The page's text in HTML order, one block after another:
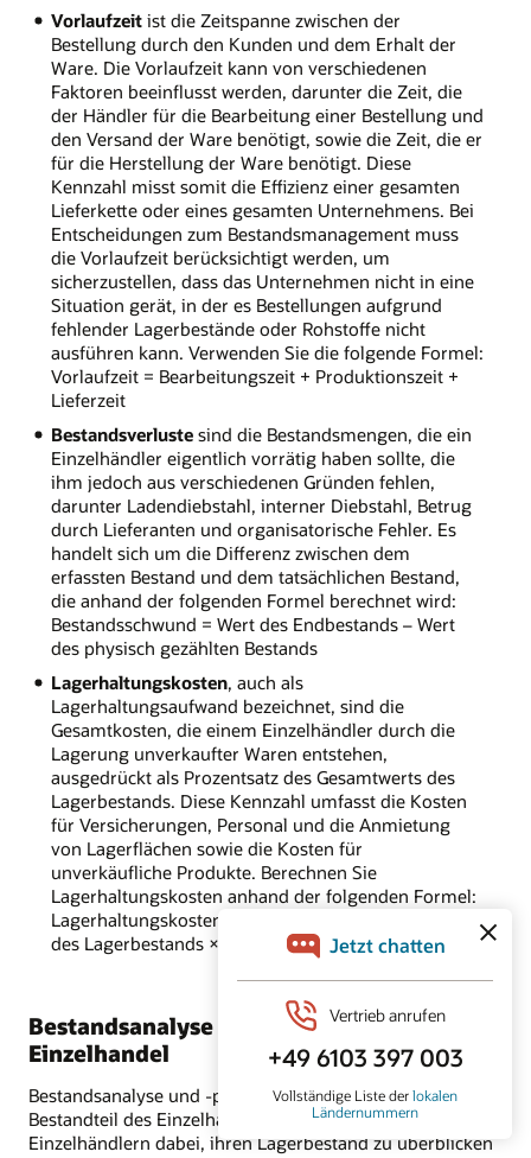
Vorlaufzeitist die Zeitspanne zwischen der
Bestellung durch den Kunden und dem Erhalt der
Ware. Die Vorlaufzeit kann von verschiedenen
Faktoren beeinflusst werden, darunter die Zeit, die
der Händler für die Bearbeitung einer Bestellung und
den Versand der Ware benötigt, sowie die Zeit, die er
für die Herstellung der Ware benötigt. Diese
Kennzahl misst somit die Effizienz einer gesamten
Lieferkette oder eines gesamten Unternehmens. Bei
Entscheidungen zum Bestandsmanagement muss
die Vorlaufzeit berücksichtigt werden, um
sicherzustellen, dass das Unternehmen nicht in eine
Situation gerät, in der es Bestellungen aufgrund
fehlender Lagerbestände oder Rohstoffe nicht
ausführen kann. Verwenden Sie die folgende Formel:
Vorlaufzeit = Bearbeitungszeit + Produktionszeit +
Lieferzeit
Bestandsverlustesind die Bestandsmengen, die ein
Einzelhändler eigentlich vorrätig haben sollte, die
ihm jedoch aus verschiedenen Gründen fehlen,
darunter Ladendiebstahl, interner Diebstahl, Betrug
durch Lieferanten und organisatorische Fehler. Es
handelt sich um die Differenz zwischen dem
erfassten Bestand und dem tatsächlichen Bestand,
die anhand der folgenden Formel berechnet wird:
Bestandsschwund = Wert des Endbestands – Wert
des physisch gezählten Bestands
Lagerhaltungskosten, auch als
Lagerhaltungsaufwand bezeichnet, sind die
Gesamtkosten, die einem Einzelhändler durch die
Lagerung unverkaufter Waren entstehen,
ausgedrückt als Prozentsatz des Gesamtwerts des
Lagerbestands. Diese Kennzahl umfasst die Kosten
für Versicherungen, Personal und die Anmietung
von Lagerflächen sowie die Kosten für
unverkäufliche Produkte. Berechnen Sie
Lagerhaltungskosten anhand der folgenden Formel:
Lagerhaltungskosten = Lagerkosten / Gesamtwert
des Lagerbestands × 100
Bestandsanalyse und Prognosen für den
Einzelhandel
Bestandsanalyse und -prognose sind ein wichtiger
Bestandteil des Einzelhandelsbetriebs. Sie helfen
Einzelhändlern dabei, ihren Lagerbestand zu überblicken